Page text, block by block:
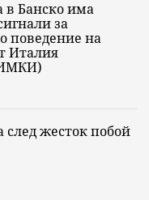
в Банско има
за
поведение на
Италия
жесток побой